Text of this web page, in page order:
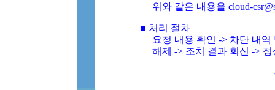
위와 같은 내용을 cloud-
■ 처리 절차
요청 내용 확인 -> 차단 내
해제 -> 조치 결과 회신 ->